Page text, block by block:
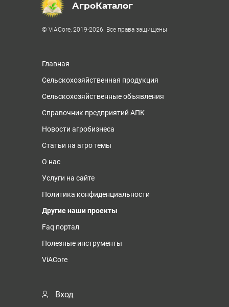
АгроКаталог
© ViACore, 2019-2026. Все права защищены
Главная
Сельскохозяйственная продукция
Сельскохозяйственные объявления
Справочник предприятий АПК
Новости агробизнеса
Статьи на агро темы
О нас
Услуги на сайте
Политика конфиденциальности
Другие наши проекты
Faq портал
Полезные инструменты
ViACore
Вход